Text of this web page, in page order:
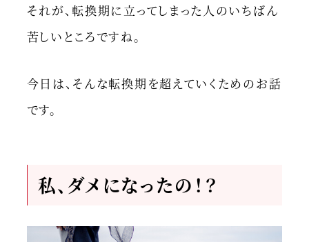
それが、転換期に立ってしまった人のいちばん
苦しいところですね。
今日は、そんな転換期を超えていくためのお話
です。
私、ダメになったの！？